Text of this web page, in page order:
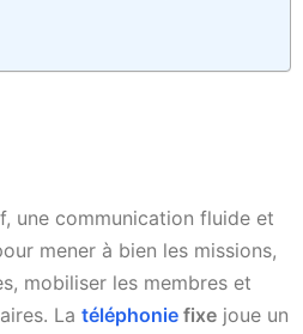
une communication fluide et
mener à bien les missions,
mobiliser les membres et
La téléphonie fixe joue un